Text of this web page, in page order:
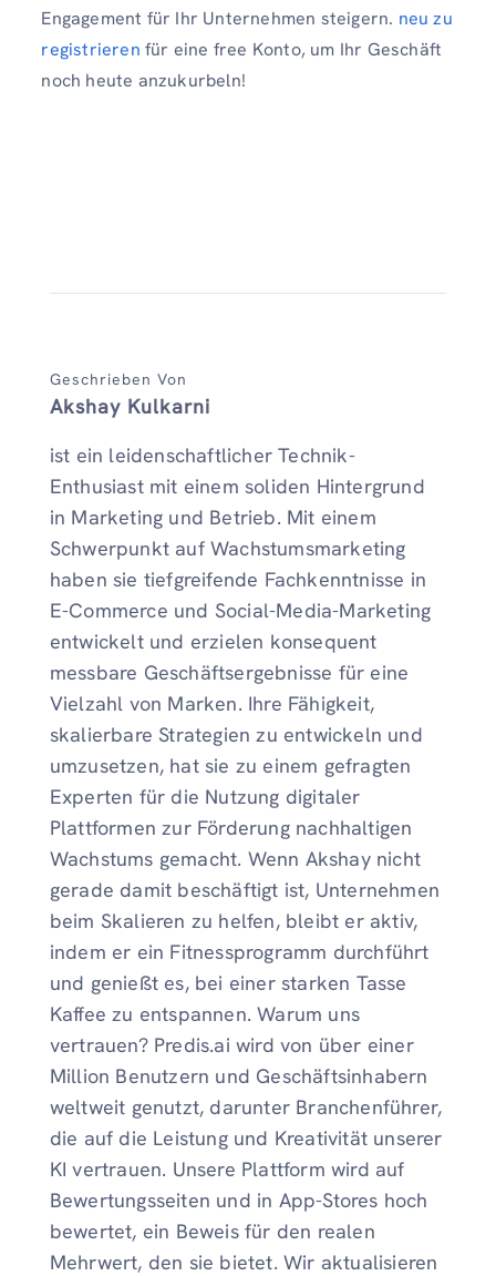
Engagement für Ihr Unternehmen steigern. neu zu
registrieren für eine free Konto, um Ihr Geschäft
noch heute anzukurbeln!
Geschrieben Von
Akshay Kulkarni
ist ein leidenschaftlicher Technik-
Enthusiast mit einem soliden Hintergrund
in Marketing und Betrieb. Mit einem
Schwerpunkt auf Wachstumsmarketing
haben sie tiefgreifende Fachkenntnisse in
E-Commerce und Social-Media-Marketing
entwickelt und erzielen konsequent
messbare Geschäftsergebnisse für eine
Vielzahl von Marken. Ihre Fähigkeit,
skalierbare Strategien zu entwickeln und
umzusetzen, hat sie zu einem gefragten
Experten für die Nutzung digitaler
Plattformen zur Förderung nachhaltigen
Wachstums gemacht. Wenn Akshay nicht
gerade damit beschäftigt ist, Unternehmen
beim Skalieren zu helfen, bleibt er aktiv,
indem er ein Fitnessprogramm durchführt
und genießt es, bei einer starken Tasse
Kaffee zu entspannen. Warum uns
vertrauen? Predis.ai wird von über einer
Million Benutzern und Geschäftsinhabern
weltweit genutzt, darunter Branchenführer,
die auf die Leistung und Kreativität unserer
KI vertrauen. Unsere Plattform wird auf
Bewertungsseiten und in App-Stores hoch
bewertet, ein Beweis für den realen
Mehrwert, den sie bietet. Wir aktualisieren